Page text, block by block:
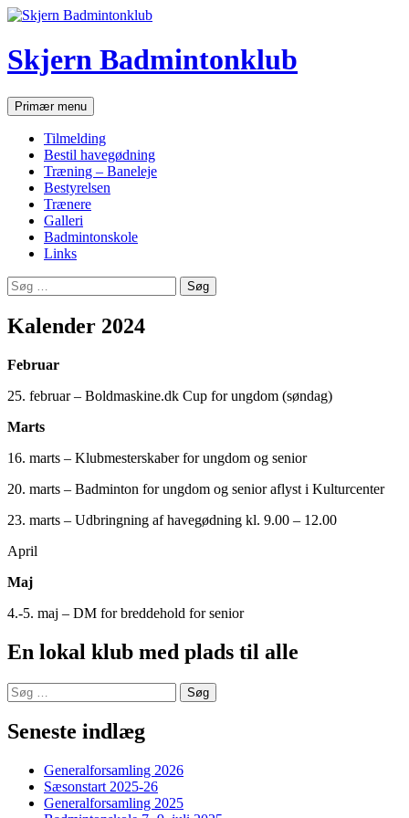
Hop
indhold
Skjern Badmintonklub
SøgPrimær menu
Tilmelding
Bestil havegødning
Træning – Baneleje
Bestyrelsen
Trænere
Galleri
Badmintonskole
Links
Søg
efter:
Kalender 2024
Februar
25. februar – Boldmaskine.dk Cup for ungdom (søndag)
Marts
16. marts – Klubmesterskaber for ungdom og senior
20. marts – Badminton for ungdom og senior aflyst i Kulturcenter
23. marts – Udbringning af havegødning kl. 9.00 – 12.00
April
Maj
4.-5. maj – DM for breddehold for senior
En lokal klub med plads til alle
Søg
efter:
Seneste indlæg
Generalforsamling 2026
Sæsonstart 2025-26
Generalforsamling 2025